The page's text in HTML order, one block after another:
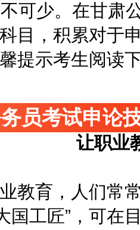
可少。 在甘肃
目，积累对于
提示考生阅读
员考试申论
让职业
育，人们常常
国工匠”，可